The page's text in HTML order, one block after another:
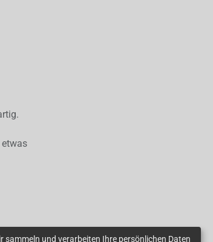
sammeln und verarbeiten Ihre persönlichen Daten